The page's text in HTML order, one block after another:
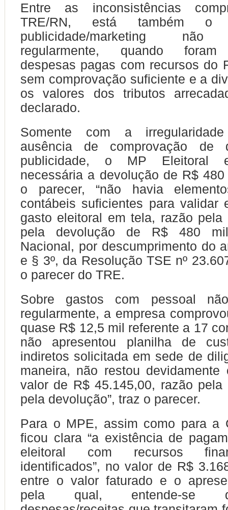
Entre as inconsistências
TRE/RN, está também o
publicidade/marketing não
regularmente, quando foram
despesas pagas com recursos do
sem comprovação suficiente e a
os valores dos tributos
declarado.
Somente com a
ausência de comprovação de
publicidade, o MP Eleitoral
necessária a devolução de R$
o parecer, “não havia
contábeis suficientes para validar
gasto eleitoral em tela, razão pela
pela devolução de R$ 480
Nacional, por descumprimento do
e § 3º, da Resolução TSE nº
o parecer do TRE.
Sobre gastos com pessoal
regularmente, a empresa
quase R$ 12,5 mil referente a 17
não apresentou planilha de
indiretos solicitada em sede de
maneira, não restou devidamente
valor de R$ 45.145,00, razão pela
pela devolução”, traz o parecer.
Para o MPE, assim como para a
ficou clara “a existência de
eleitoral com recursos
identificados”, no valor de R$
entre o valor faturado e o
pela qual, entende-se